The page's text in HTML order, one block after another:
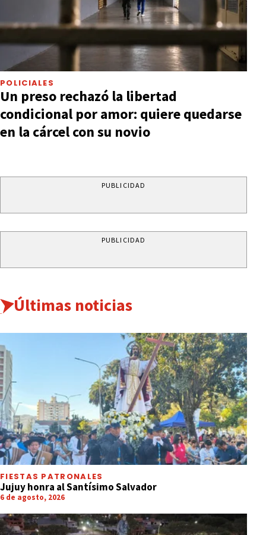
POLICIALES
Un preso rechazó la libertad
condicional por amor: quiere quedarse
en la cárcel con su novio
PUBLICIDAD
PUBLICIDAD
Últimas noticias
FIESTAS PATRONALES
Jujuy honra al Santísimo Salvador
6 de agosto, 2026